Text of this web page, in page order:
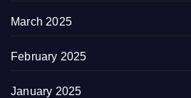
March 2025
February 2025
January 2025